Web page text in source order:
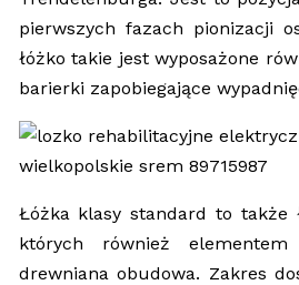
pierwszych fazach pionizacji
łóżko takie jest wyposażone
barierki zapobiegające
Łóżka klasy standard to także
których również elementem
drewniana obudowa. Zakres